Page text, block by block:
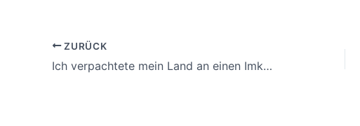
ZURÜCK
Ich verpachtete mein Land an einen Imker, jetzt muss ich Landwirtschaftssteuer zahlen